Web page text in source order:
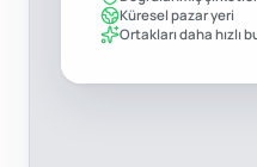
Küresel pazar yeri
Ortakları daha hızlı